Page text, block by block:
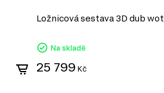
Ložnicová sestava 3D dub
Na skladě
25 799 Kč